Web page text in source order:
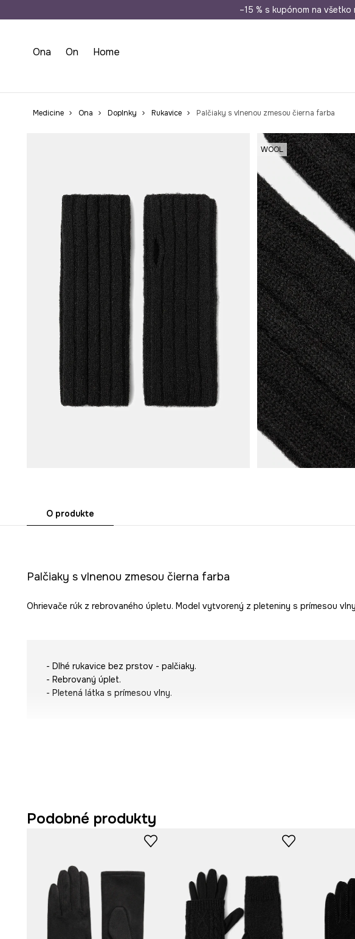
Doprava zadarmo od 50 €
–15 % s kupónom na
Ona On Home
Medicine Ona Doplnky Rukavice Palčiaky s vlnenou zmesou čierna farba
WOOL
O produkte
Palčiaky s vlnenou zmesou čierna farba
Ohrievače rúk z rebrovaného úpletu. Model vytvorený z pleteniny s prímesou
- Dlhé rukavice bez prstov - palčiaky.
- Rebrovaný úplet.
- Pletená látka s prímesou vlny.
Podobné produkty